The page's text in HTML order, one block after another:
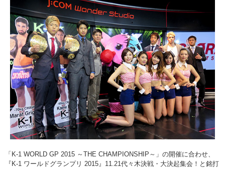
「K-1 WORLD GP 2015 ～THE CHAMPIONSHIP～」の開催に合わせ、
『K-1 ワールドグランプリ 2015』11.21代々木決戦・大決起集会！と銘打